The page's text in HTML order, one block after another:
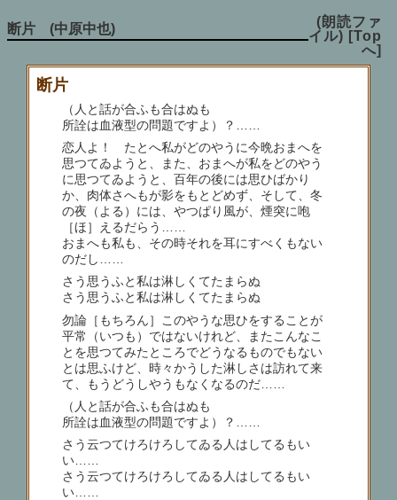
断片 (中原中也)
(朗読ファ
イル) [Top
へ]
断片
（人と話が合ふも合はぬも
所詮は血液型の問題ですよ）？……
恋人よ！ たとへ私がどのやうに今晩おまへを
思つてゐようと、また、おまへが私をどのやう
に思つてゐようと、百年の後には思ひばかり
か、肉体さへもが影をもとどめず、そして、冬
の夜（よる）には、やつぱり風が、煙突に咆
［ほ］えるだらう……
おまへも私も、その時それを耳にすべくもない
のだし……
さう思うふと私は淋しくてたまらぬ
さう思うふと私は淋しくてたまらぬ
勿論［もちろん］このやうな思ひをすることが
平常（いつも）ではないけれど、またこんなこ
とを思つてみたところでどうなるものでもない
とは思ふけど、時々かうした淋しさは訪れて来
て、もうどうしやうもなくなるのだ……
（人と話が合ふも合はぬも
所詮は血液型の問題ですよ）？……
さう云つてけろけろしてゐる人はしてるもい
い……
さう云つてけろけろしてゐる人はしてるもい
い……